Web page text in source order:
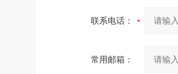
联系电话：
常用邮箱：